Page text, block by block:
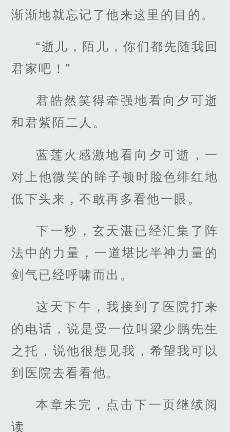
渐渐地就忘记了他来这里的目的。
“逝儿，陌儿，你们都先随我回
君家吧！”
君皓然笑得牵强地看向夕可逝
和君紫陌二人。
蓝莲火感激地看向夕可逝，一
对上他微笑的眸子顿时脸色绯红地
低下头来，不敢再多看他一眼。
下一秒，玄天湛已经汇集了阵
法中的力量，一道堪比半神力量的
剑气已经呼啸而出。
这天下午，我接到了医院打来
的电话，说是受一位叫梁少鹏先生
之托，说他很想见我，希望我可以
到医院去看看他。
本章未完，点击下一页继续阅
读